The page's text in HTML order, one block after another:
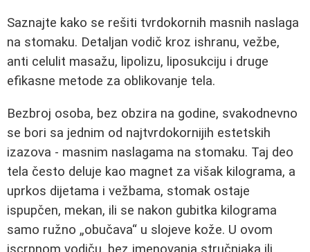
Saznajte kako se rešiti tvrdokornih masnih naslaga
na stomaku. Detaljan vodič kroz ishranu, vežbe,
anti celulit masažu, lipolizu, liposukciju i druge
efikasne metode za oblikovanje tela.
Bezbroj osoba, bez obzira na godine, svakodnevno
se bori sa jednim od najtvrdokornijih estetskih
izazova - masnim naslagama na stomaku. Taj deo
tela često deluje kao magnet za višak kilograma, a
uprkos dijetama i vežbama, stomak ostaje
ispupčen, mekan, ili se nakon gubitka kilograma
samo ružno „obučava“ u slojeve kože. U ovom